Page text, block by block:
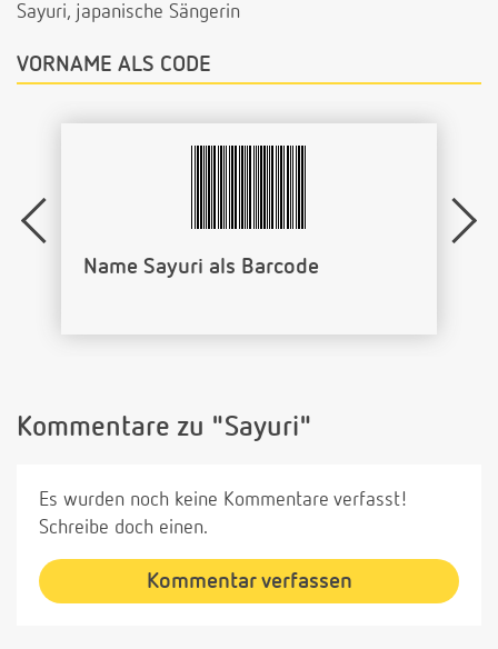
Sayuri, japanische Sängerin
VORNAME ALS CODE
Name Sayuri als Barcode
Kommentare zu "Sayuri"
Es wurden noch keine Kommentare verfasst!
Schreibe doch einen.
Kommentar verfassen